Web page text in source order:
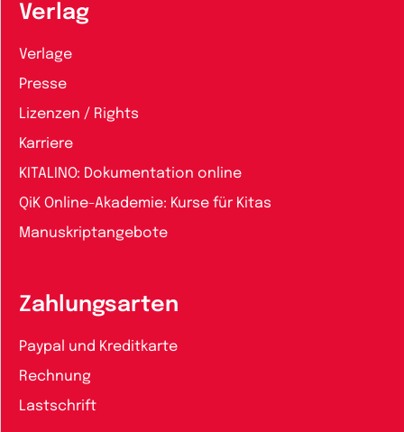
Verlag
Verlage
Presse
Lizenzen / Rights
Karriere
KITALINO: Dokumentation online
QiK Online-Akademie: Kurse für Kitas
Manuskriptangebote
Zahlungsarten
Paypal und Kreditkarte
Rechnung
Lastschrift